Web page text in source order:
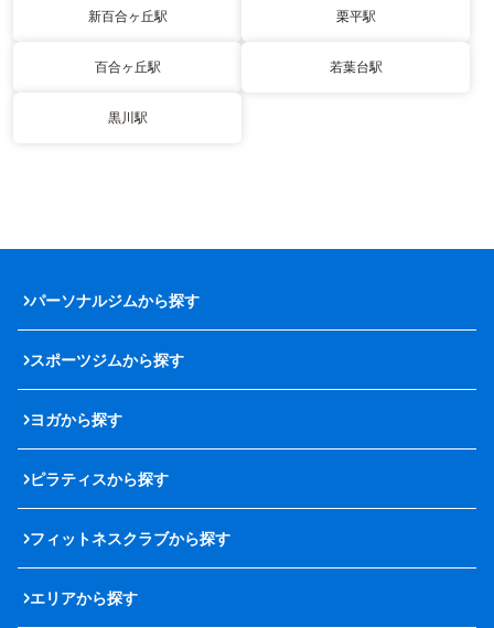
新百合ヶ丘駅 栗平駅
百合ヶ丘駅 若葉台駅
黒川駅
パーソナルジムから探す
スポーツジムから探す
ヨガから探す
ピラティスから探す
フィットネスクラブから探す
エリアから探す